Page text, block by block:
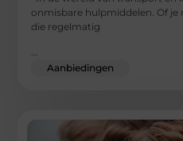
onmisbare hulpmiddelen. Of je
die regelmatig
...
Aanbiedingen